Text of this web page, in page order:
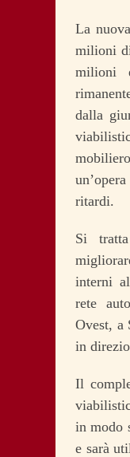
La
milioni
milioni
dalla
ritardi.
Si
interni
rete
Ovest, a
in
Il
in modo
e sarà